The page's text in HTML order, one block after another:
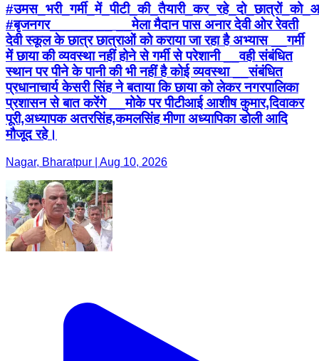
#बृजनगर________ __मेला मैदान पास अनार देवी ओर रेवती
देवी स्कूल के छात्र छात्राओं को कराया जा रहा है अभ्यास __गर्मी
में छाया की व्यवस्था नहीं होने से गर्मी से परेशानी __वही संबंधित
स्थान पर पीने के पानी की भी नहीं है कोई व्यवस्था __संबंधित
प्रधानाचार्य केसरी सिंह ने बताया कि छाया को लेकर नगरपालिका
प्रशासन से बात करेंगे __मोके पर पीटीआई आशीष कुमार,दिवाकर
पूरी,अध्यापक अतरसिंह,कमलसिंह मीणा अध्यापिका डोली आदि
मौजूद रहे।
Nagar, Bharatpur | Aug 10, 2026